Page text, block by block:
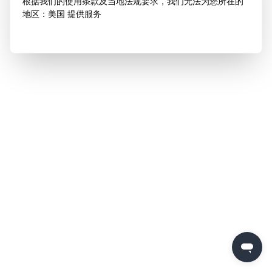
地区：美国 提供服务